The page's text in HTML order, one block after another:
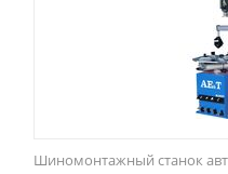
Шиномонтажный станок